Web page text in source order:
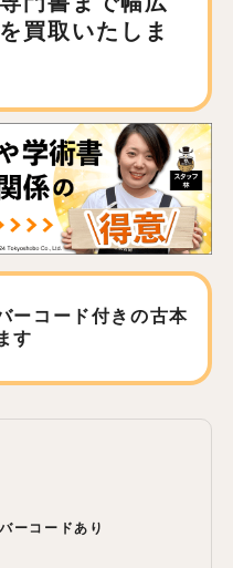
買取いたしま
ーコード付きの古本
す
バーコードあり